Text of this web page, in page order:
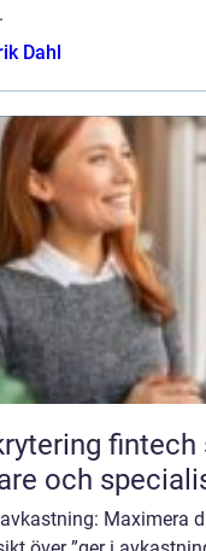
Dahl
fintech så hittar fintechbolag rätt
och
Maximera